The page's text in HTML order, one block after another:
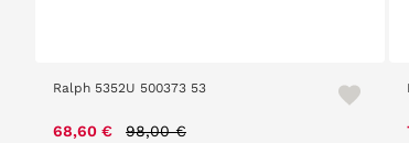
Ralph 5352U 500373 53
68,60 € Price reduced from
98,00 €